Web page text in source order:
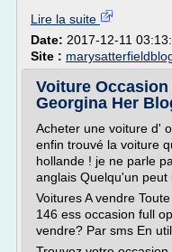
Lire la suite
Date: 2017-12-11
Site :
Voiture Occasion
Georgina Her
Acheter une voiture d'
enfin trouvé la voiture
hollande ! je ne parle
anglais Quelqu'un peut
Voitures A vendre
146 ess occasion full
vendre? Par sms En